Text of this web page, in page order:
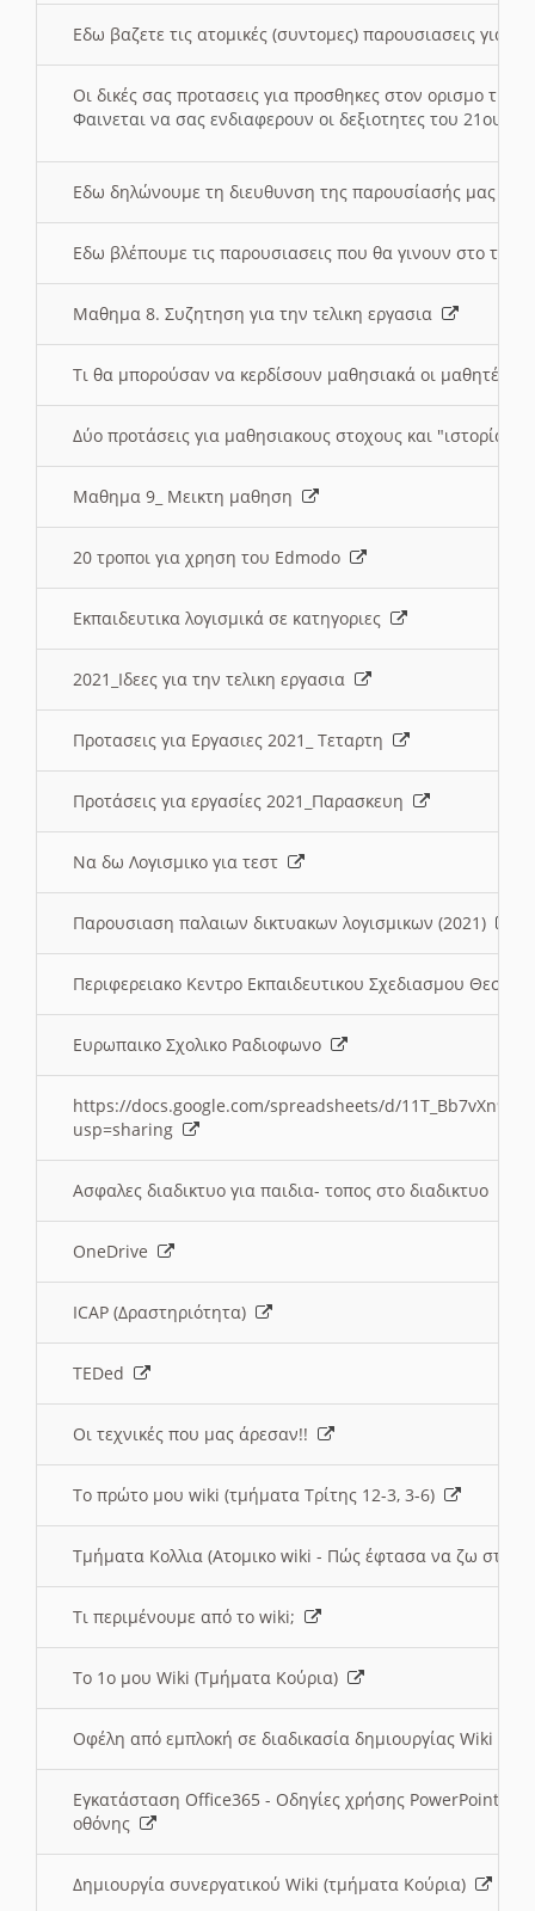
Εδω βαζετε τις ατομικές (συντομες) παρουσιασεις για
Οι δικές σας προτασεις για προσθηκες στον ορισμο
Φαινεται να σας ενδιαφερουν οι δεξιοτητες του 21ου
Εδω δηλώνουμε τη διευθυνση της παρουσίασής μας
Εδω βλέπουμε τις παρουσιασεις που θα γινουν στο
Μαθημα 8. Συζητηση για την τελικη εργασια
Τι θα μπορούσαν να κερδίσουν μαθησιακά οι μαθητές/
Δύο προτάσεις για μαθησιακους στοχους και "ιστορία"
Μαθημα 9_ Μεικτη μαθηση
20 τροποι για χρηση του Edmodo
Εκπαιδευτικα λογισμικά σε κατηγοριες
2021_Ιδεες για την τελικη εργασια
Προτασεις για Εργασιες 2021_ Τεταρτη
Προτάσεις για εργασίες 2021_Παρασκευη
Να δω Λογισμικο για τεστ
Παρουσιαση παλαιων δικτυακων λογισμικων (2021)
Περιφερειακο Κεντρο Εκπαιδευτικου Σχεδιασμου
Ευρωπαικο Σχολικο Ραδιοφωνο
https://docs.google.com/spreadsheets/d/
usp=sharing
Ασφαλες διαδικτυο για παιδια- τοπος στο διαδικτυο
OneDrive
ICAP (Δραστηριότητα)
TEDed
Οι τεχνικές που μας άρεσαν!!
Το πρώτο μου wiki (τμήματα Τρίτης 12-3, 3-6)
Τμήματα Κολλια (Ατομικο wiki - Πώς έφτασα να ζω στην
Τι περιμένουμε από το wiki;
Το 1ο μου Wiki (Τμήματα Κούρια)
Οφέλη από εμπλοκή σε διαδικασία δημιουργίας Wiki
Εγκατάσταση Office365 - Οδηγίες χρήσης PowerPoint
οθόνης
Δημιουργία συνεργατικού Wiki (τμήματα Κούρια)